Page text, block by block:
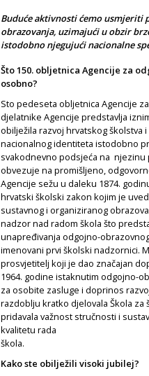
Buduće aktivnosti ćemo usmjeriti
obrazovanja, uzimajući u obzir
istodobno njegujući nacionalne
Što 150. obljetnica Agencije za
osobno?
Sto pedeseta obljetnica Agencije
djelatnike Agencije predstavlja
obilježila razvoj hrvatskog školstva
nacionalnog identiteta istodobno
svakodnevno podsjeća na njezinu
obvezuje na promišljeno,
Agencije sežu u daleku 1874.
hrvatski školski zakon kojim je
sustavnog i organiziranog
nadzor nad radom škola što
unapređivanja odgojno-
imenovani prvi školski nadzornici.
prosvjetitelj koji je dao značajan
1964. godine istaknutim odgojno-
za osobite zasluge i doprinos
razdoblju kratko djelovala Škola
pridavala važnost stručnosti i
kvalitetu rada
škola.
Kako ste obilježili visoki jubilej?